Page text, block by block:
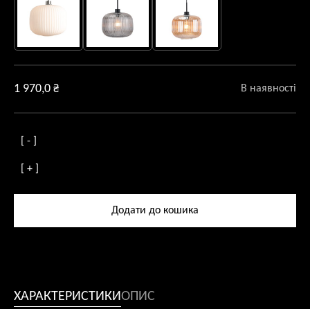
1 970,0 ₴ В наявності
[ - ]
Лампа
підвісна
[ + ]
Додати до кошика
ХАРАКТЕРИСТИКИОПИС